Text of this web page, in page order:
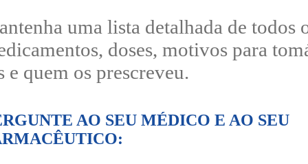
uma lista detalhada de todos
doses, motivos para
e quem os prescreveu.
AO SEU MÉDICO E AO SEU